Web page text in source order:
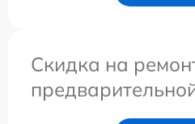
Скидка на